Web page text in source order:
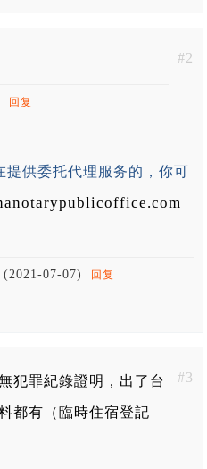
#2
回复
提供委托代理服务的，你可
(2021-07-07) 回复
#3
犯罪紀錄證明，出了台
都有（臨時住宿登記